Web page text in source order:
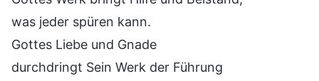
was jeder spüren kann.
Gottes Liebe und Gnade
durchdringt Sein Werk der Führung